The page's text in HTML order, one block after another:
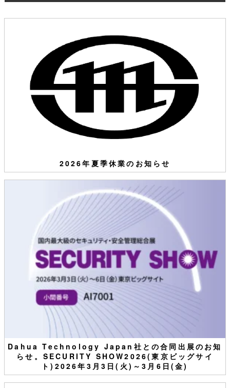
2026年夏季休業のお知らせ
Dahua Technology Japan社との合同出展のお知
らせ。SECURITY SHOW2026(東京ビッグサイ
ト)2026年3月3日(火)～3月6日(金)